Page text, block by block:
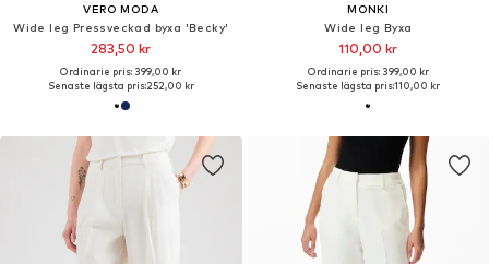
VERO MODA
Wide leg Pressveckad byxa 'Becky'
283,50 kr
Ordinarie pris: 399,00 kr
Senaste lägsta pris:252,00 kr
MONKI
Wide leg Byxa
110,00 kr
Ordinarie pris: 399,00 kr
Senaste lägsta pris:110,00 kr